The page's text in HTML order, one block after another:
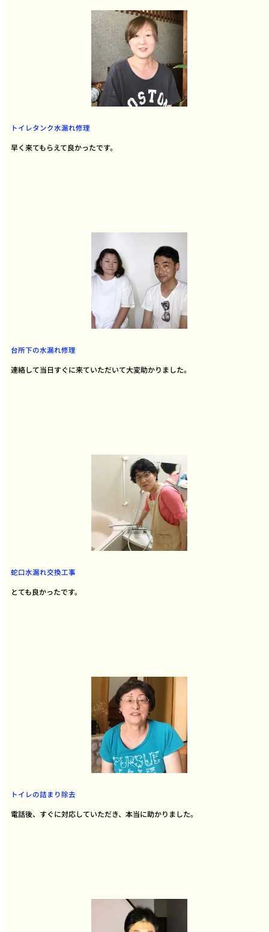
トイレタンク水漏れ修理
早く来てもらえて良かったです。
台所下の水漏れ修理
連絡して当日すぐに来ていただいて大変助かりました。
蛇口水漏れ交換工事
とても良かったです。
トイレの詰まり除去
電話後、すぐに対応していただき、本当に助かりました。